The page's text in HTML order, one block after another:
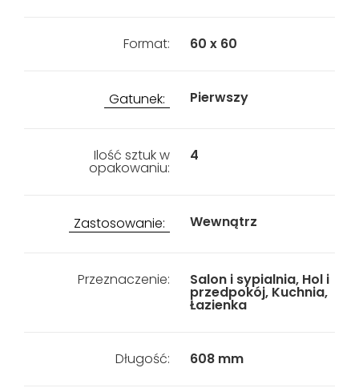
Format: 60 x 60
Gatunek: Pierwszy
Ilość sztuk w
opakowaniu:
4
Zastosowanie: Wewnątrz
Przeznaczenie: Salon i sypialnia, Hol i
przedpokój, Kuchnia,
Łazienka
Długość: 608 mm